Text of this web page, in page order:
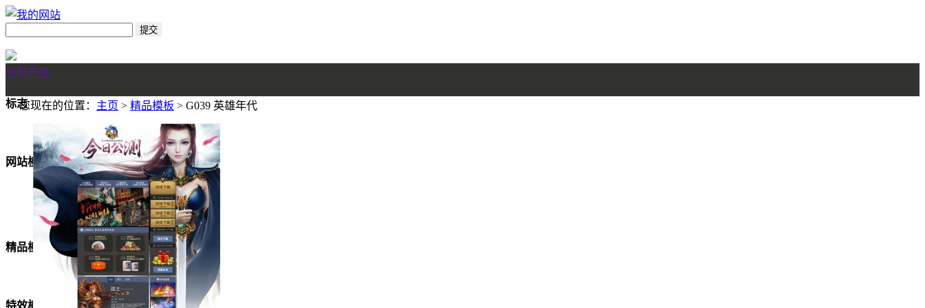
所有产品
标志
网站模板
美女模板
精品模板
特效模板
您现在的位置： 主页 > 精品模板 > G039 英雄年代